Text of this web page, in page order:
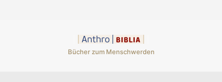
Bücher zum Menschwerden